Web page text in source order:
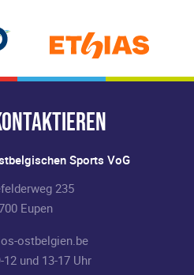
Sports VoG
235
Eupen
ostbelgien.be
und 13-17 Uhr